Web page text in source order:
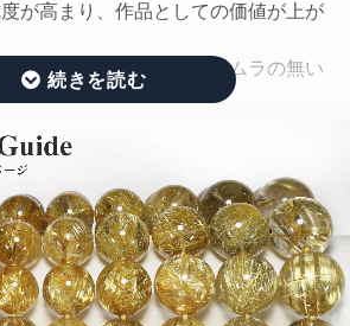
のタイプ(ルチルの入り方、ルチルの
ルチルの内包量)と、水晶の透明度を
に努めています。
レットを組み直すことで、製品とし
ています。
業を行うには、同じサイズ、同じ品
数用意する必要があり、費用がかさ
ではありません。
ツに特化した専門店だからこそ、一
が高まり、作品としての価値が上が
を決める基準は、品質にムラの無い
ご説明したいと思います。
水晶にルチルが内包されている鉱物で
する際には、ルチルと水晶で分けて
す。